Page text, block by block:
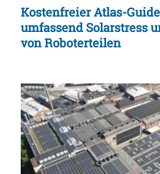
Kostenfreier Atlas-
umfassend Solarstress
von Roboterteilen